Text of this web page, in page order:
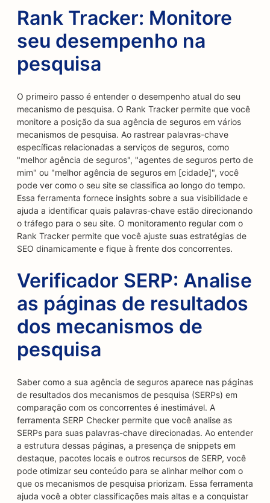
Rank Tracker: Monitore
seu desempenho na
pesquisa
O primeiro passo é entender o desempenho atual do seu
mecanismo de pesquisa. O Rank Tracker permite que você
monitore a posição da sua agência de seguros em vários
mecanismos de pesquisa. Ao rastrear palavras-chave
específicas relacionadas a serviços de seguros, como
"melhor agência de seguros", "agentes de seguros perto de
mim" ou "melhor agência de seguros em [cidade]", você
pode ver como o seu site se classifica ao longo do tempo.
Essa ferramenta fornece insights sobre a sua visibilidade e
ajuda a identificar quais palavras-chave estão direcionando
o tráfego para o seu site. O monitoramento regular com o
Rank Tracker permite que você ajuste suas estratégias de
SEO dinamicamente e fique à frente dos concorrentes.
Verificador SERP: Analise
as páginas de resultados
dos mecanismos de
pesquisa
Saber como a sua agência de seguros aparece nas páginas
de resultados dos mecanismos de pesquisa (SERPs) em
comparação com os concorrentes é inestimável. A
ferramenta SERP Checker permite que você analise as
SERPs para suas palavras-chave direcionadas. Ao entender
a estrutura dessas páginas, a presença de snippets em
destaque, pacotes locais e outros recursos de SERP, você
pode otimizar seu conteúdo para se alinhar melhor com o
que os mecanismos de pesquisa priorizam. Essa ferramenta
ajuda você a obter classificações mais altas e a conquistar